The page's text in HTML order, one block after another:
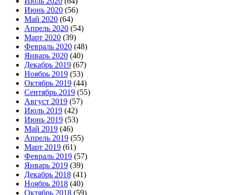
Июнь 2020 (56)
Май 2020 (64)
Апрель 2020 (54)
Март 2020 (39)
Февраль 2020 (48)
Январь 2020 (40)
Декабрь 2019 (67)
Ноябрь 2019 (53)
Октябрь 2019 (44)
Сентябрь 2019 (55)
Август 2019 (57)
Июль 2019 (42)
Июнь 2019 (53)
Май 2019 (46)
Апрель 2019 (55)
Март 2019 (61)
Февраль 2019 (57)
Январь 2019 (39)
Декабрь 2018 (41)
Ноябрь 2018 (40)
Октябрь 2018 (59)